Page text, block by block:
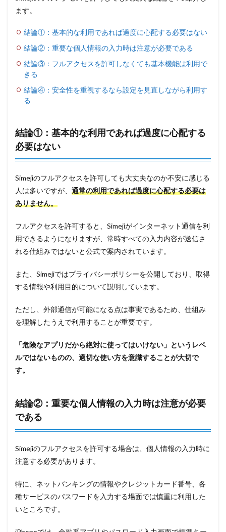
ます。
結論①：基本的な利用であれば過度に心配する必要はない
結論②：重要な個人情報の入力時は注意が必要である
結論③：フルアクセスを許可しなくても基本機能は利用で
きる
結論④：安全性を重視するなら設定を見直しながら利用す
る
結論①：基本的な利用であれば過度に心配する
必要はない
Simejiのフルアクセスを許可しても大丈夫なのか不安に感じる
人は多いですが、 通常の利用であれば過度に心配する必要は
ありません。
フルアクセスを許可すると、Simejiがインターネット通信を利
用できるようになりますが、常時すべての入力内容が送信さ
れる仕組みではないと公式で案内されています。
また、Simejiではプライバシーポリシーを公開しており、取得
する情報や利用目的について説明しています。
ただし、外部通信が可能になる点は事実であるため、仕組み
を理解したうえで利用することが重要です。
「危険なアプリだから絶対に使ってはいけない」というレベ
ルではないものの、適切な使い方を意識することが大切で
す。
結論②：重要な個人情報の入力時は注意が必要
である
Simejiのフルアクセスを許可する場合は、個人情報の入力時に
注意する必要があります。
特に、ネットバンキングの情報やクレジットカード番号、各
種サービスのパスワードを入力する場面では慎重に利用した
いところです。